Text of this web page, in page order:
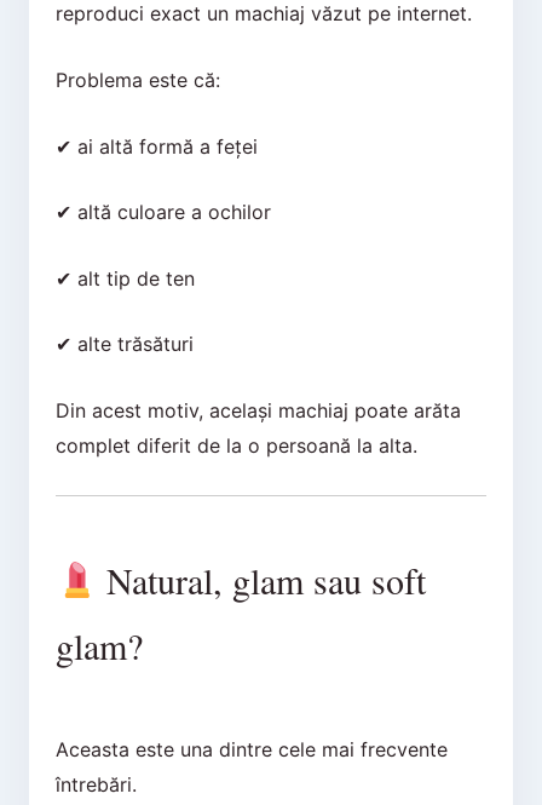
reproduci exact un machiaj văzut pe internet.
Problema este că:
✔ ai altă formă a feței
✔ altă culoare a ochilor
✔ alt tip de ten
✔ alte trăsături
Din acest motiv, același machiaj poate arăta
complet diferit de la o persoană la alta.
Natural, glam sau soft
glam?
Aceasta este una dintre cele mai frecvente
întrebări.